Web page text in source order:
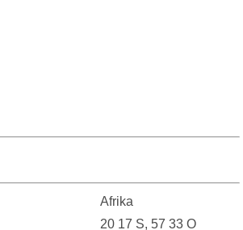
Afrika
20 17 S, 57 33 O